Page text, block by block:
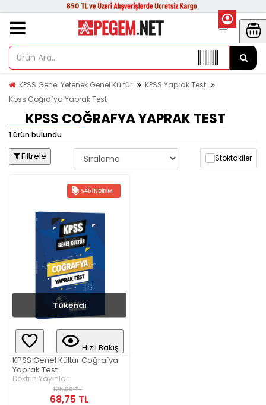
KPSS Genel Yetenek Genel Kültür
KPSS Yaprak Test
Kpss Coğrafya Yaprak Test
KPSS COĞRAFYA YAPRAK TEST
1 ürün bulundu
Filtrele Stoktakiler
%45 İNDIRIM
Tükendi
Hızlı Bakış
KPSS Genel Kültür Coğrafya
Yaprak Test
Doktrin Yayınları
125,00 TL
68,75 TL